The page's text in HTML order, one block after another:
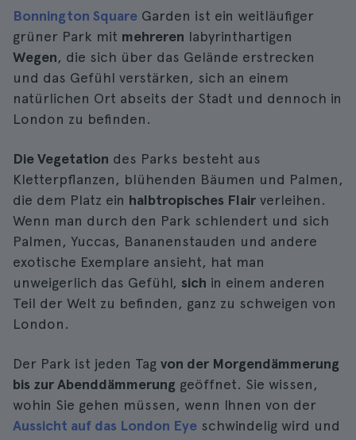
Bonnington Square Garden ist ein weitläufiger
grüner Park mit mehreren labyrinthartigen
Wegen, die sich über das Gelände erstrecken
und das Gefühl verstärken, sich an einem
natürlichen Ort abseits der Stadt und dennoch in
London zu befinden.
Die Vegetation des Parks besteht aus
Kletterpflanzen, blühenden Bäumen und Palmen,
die dem Platz ein halbtropisches Flair verleihen.
Wenn man durch den Park schlendert und sich
Palmen, Yuccas, Bananenstauden und andere
exotische Exemplare ansieht, hat man
unweigerlich das Gefühl, sich in einem anderen
Teil der Welt zu befinden, ganz zu schweigen von
London.
Der Park ist jeden Tag von der Morgendämmerung
bis zur Abenddämmerung geöffnet. Sie wissen,
wohin Sie gehen müssen, wenn Ihnen von der
Aussicht auf das London Eye schwindelig wird und